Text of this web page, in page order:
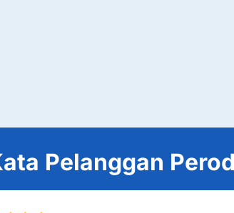
Pelanggan